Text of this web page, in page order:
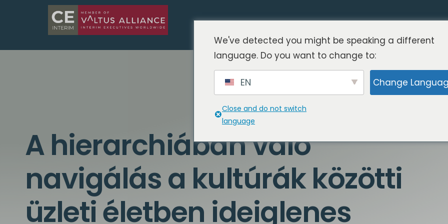
A hierarchiában való
navigálás a kultúrák közötti
üzleti életben ideiglenes
We've detected you might be speaking a different
language. Do you want to change to:
EN Change
Close and do not switch
language